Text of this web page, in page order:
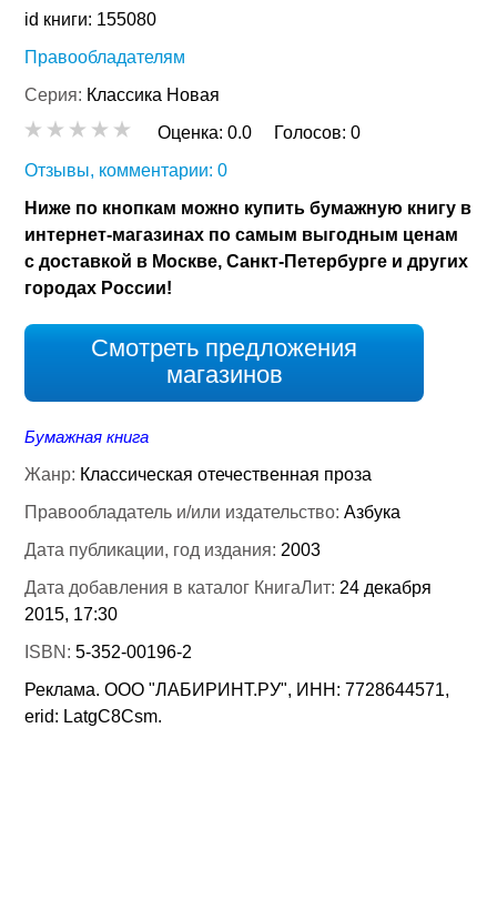
id книги: 155080
Правообладателям
Серия: Классика Новая
Оценка:0.0 Голосов:0
Отзывы, комментарии: 0
Ниже по кнопкам можно купить бумажную книгу в
интернет-магазинах по самым выгодным ценам
с доставкой в Москве, Санкт-Петербурге и других
городах России!
Смотреть предложения
магазинов
Бумажная книга
Жанр: Классическая отечественная проза
Правообладатель и/или издательство:Азбука
Дата публикации, год издания: 2003
Дата добавления в каталог КнигаЛит: 24 декабря
2015, 17:30
ISBN:5-352-00196-2
Реклама. ООО "ЛАБИРИНТ.РУ", ИНН: 7728644571,
erid: LatgC8Csm.